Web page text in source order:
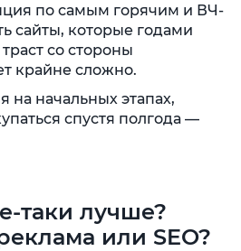
по самым горячим и ВЧ-
сайты, которые годами
со стороны
крайне сложно.
начальных этапах,
спустя полгода —
таки лучше?
или SEO?